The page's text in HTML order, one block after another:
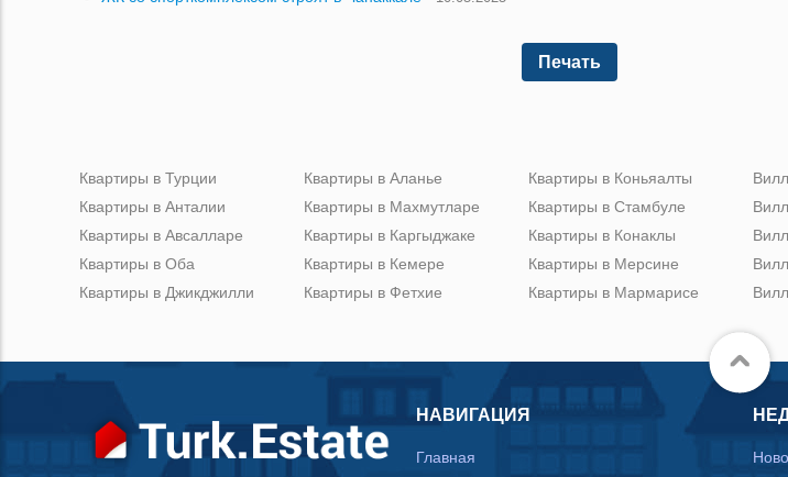
Печать
Квартиры в Турции
Квартиры в Анталии
Квартиры в Авсалларе
Квартиры в Оба
Квартиры в Джикджилли
Квартиры в Аланье
Квартиры в Махмутларе
Квартиры в Каргыджаке
Квартиры в Кемере
Квартиры в Фетхие
Квартиры в Коньяалты
Квартиры в Стамбуле
Квартиры в Конаклы
Квартиры в Мерсине
Квартиры в Мармарисе
НАВИГАЦИЯ
Главная